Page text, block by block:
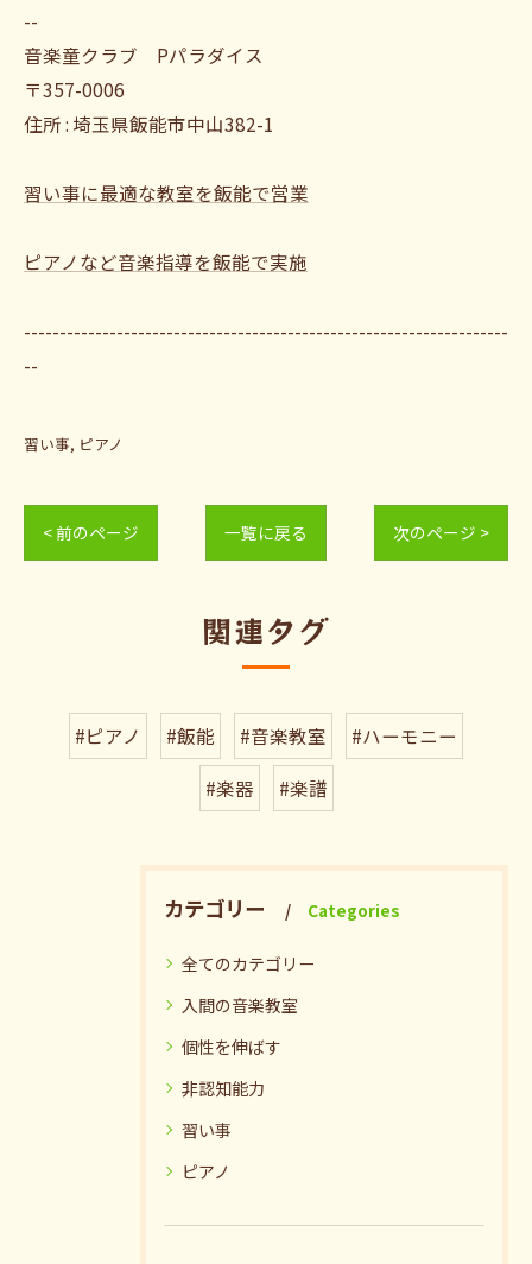
--
音楽童クラブ Pパラダイス
〒357-0006
住所 : 埼玉県飯能市中山382-1
習い事に最適な教室を飯能で営業
ピアノなど音楽指導を飯能で実施
--------------------------------------------------------------------
--
習い事 ピアノ
< 前のページ 一覧に戻る 次のページ >
関連タグ
#ピアノ #飯能 #音楽教室
#ハーモニー
#楽器
#楽譜
カテゴリー Categories
全てのカテゴリー
入間の音楽教室
個性を伸ばす
非認知能力
習い事
ピアノ